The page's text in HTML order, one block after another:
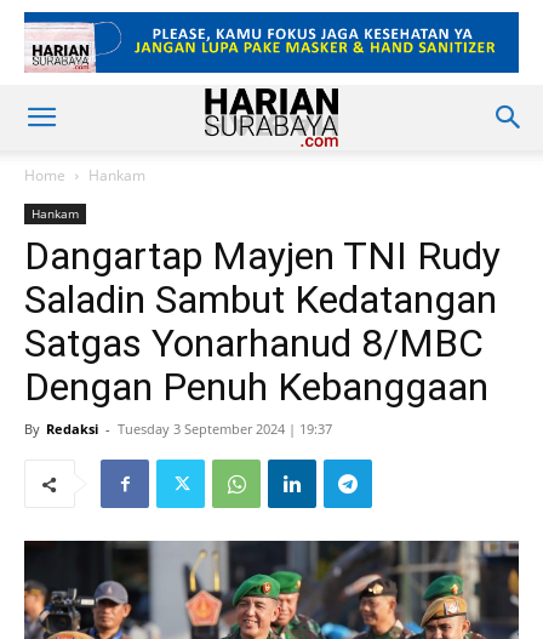
Home Hankam
Hankam
Dangartap Mayjen TNI Rudy
Saladin Sambut Kedatangan
Satgas Yonarhanud 8/MBC
Dengan Penuh Kebanggaan
By Redaksi - Tuesday 3 September 2024 | 19:37